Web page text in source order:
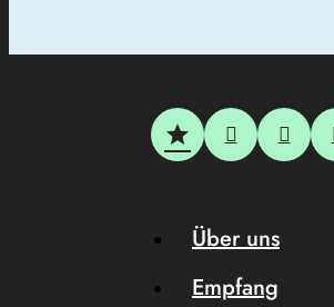
Über uns
Empfang